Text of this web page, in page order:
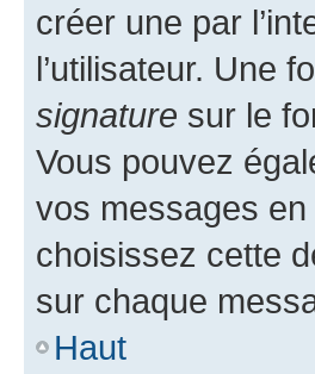
créer une par
l’utilisateur. Une
signature sur le
Vous pouvez
vos messages
choisissez cette
sur chaque
Haut